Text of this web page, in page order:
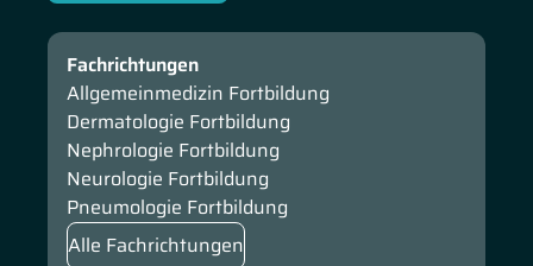
Fachrichtungen
Allgemeinmedizin Fortbildung
Dermatologie Fortbildung
Nephrologie Fortbildung
Neurologie Fortbildung
Pneumologie Fortbildung
Alle Fachrichtungen